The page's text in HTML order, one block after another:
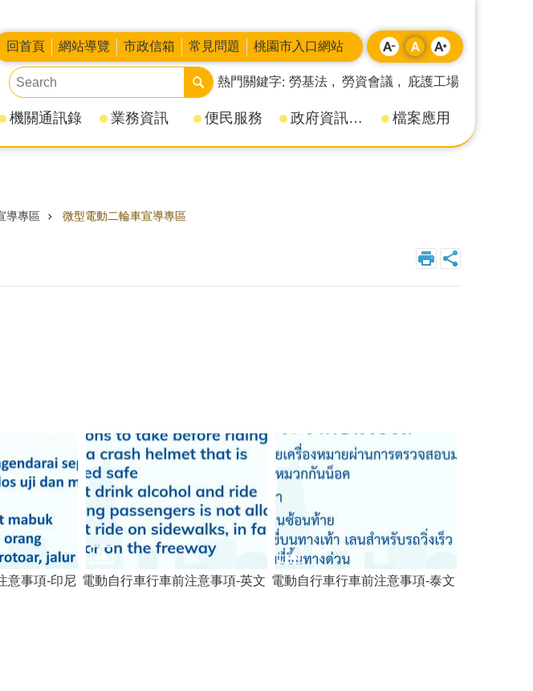
回首頁 網站導覽 市政信箱 常見問題 桃園市入口網站
熱門關鍵字 勞基法 勞資會議 庇護工場
機關通訊錄 業務資訊 便民服務 政府資訊公開 檔案應用
導專區 微型電動二輪車宣導專區
意事項-印尼 電動自行車行車前注意事項-英文 電動自行車行車前注意事項-泰文